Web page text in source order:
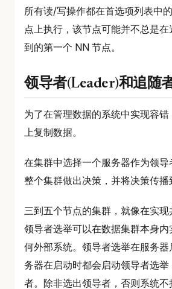
所有读/写操作都在首选项列表中
点上执行，该节点可能并不总是
到的第一个 NN 节点。
领导者(Leader)和追随
为了在管理数据的系统中实现容
上复制数据。
在集群中选择一个服务器作为领
整个集群做出决策，并将决策传播
三到五个节点的集群，就像在实现
领导者选举可以在数据集群本身
何外部系统。领导者选举在服务
务器在启动时都会启动领导者选
者。除非选出领导者，否则系统